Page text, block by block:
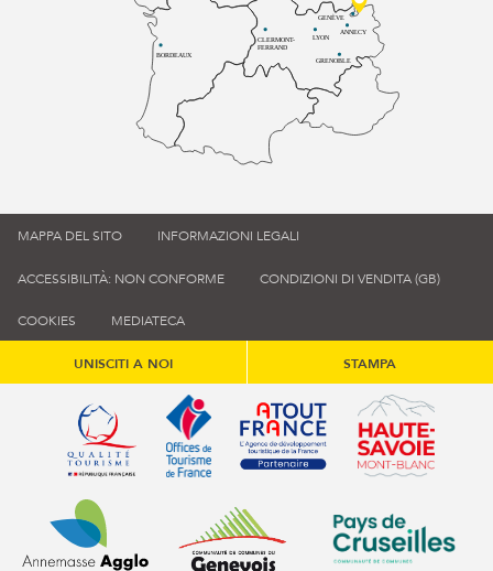
BORDEAUX
CLERMONT-
FERRAND
LYON
ANNECY
GRENOBLE
GENÈVE
MAPPA DEL SITO INFORMAZIONI LEGALI
ACCESSIBILITÀ: NON CONFORME CONDIZIONI DI VENDITA (GB)
COOKIES MEDIATECA
UNISCITI A NOI STAMPA
Qualité tourisme (s'ouvre dans une nouvelle fenêtre)
Office de tourisme de France (s'ouvre
Atout France (s'ouvre dans
Annemasse Agglo (s'ouvre dans une nouvelle fenêtre)
Communauté de communes du
Communauté de